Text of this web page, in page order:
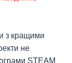
з кращими
не
STEAM